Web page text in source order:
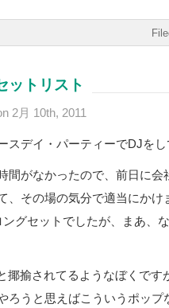
ットリスト
2月 10th, 2011
スデイ・パーティーでDJを
間がなかったので、前日に
、その場の気分で適当にかけ
グセットでしたが、まあ、
揶揄されてるようなぼくで
ろうと思えばこういうポッ